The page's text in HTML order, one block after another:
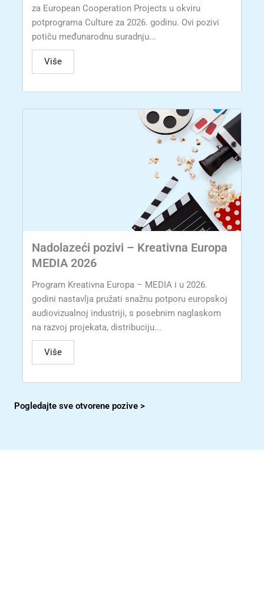
za European Cooperation Projects u okviru
potprograma Culture za 2026. godinu. Ovi pozivi
potiču međunarodnu suradnju...
Više
Nadolazeći pozivi – Kreativna Europa
MEDIA 2026
Program Kreativna Europa – MEDIA i u 2026.
godini nastavlja pružati snažnu potporu europskoj
audiovizualnoj industriji, s posebnim naglaskom
na razvoj projekata, distribuciju...
Više
Pogledajte sve otvorene pozive >